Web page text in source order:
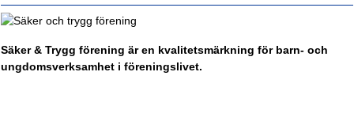
Säker & Trygg förening är en kvalitetsmärkning för barn- och
ungdomsverksamhet i föreningslivet.